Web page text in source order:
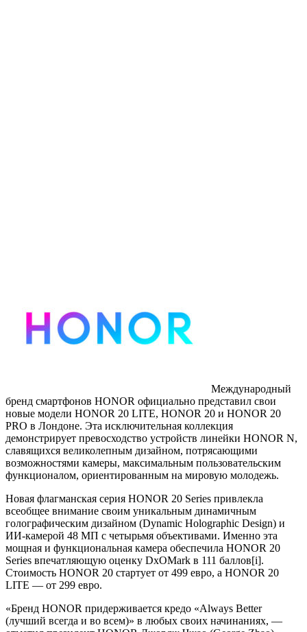
Международный
бренд смартфонов HONOR официально представил свои
новые модели HONOR 20 LITE, HONOR 20 и HONOR 20
PRO в Лондоне. Эта исключительная коллекция
демонстрирует превосходство устройств линейки HONOR N,
славящихся великолепным дизайном, потрясающими
возможностями камеры, максимальным пользовательским
функционалом, ориентированным на мировую молодежь.
Новая флагманская серия HONOR 20 Series привлекла
всеобщее внимание своим уникальным динамичным
голографическим дизайном (Dynamic Holographic Design) и
ИИ-камерой 48 МП с четырьмя объективами. Именно эта
мощная и функциональная камера обеспечила HONOR 20
Series впечатляющую оценку DxOMark в 111 баллов[i].
Стоимость HONOR 20 стартует от 499 евро, а HONOR 20
LITE — от 299 евро.
«Бренд HONOR придерживается кредо «Always Better
(лучший всегда и во всем)» в любых своих начинаниях, —